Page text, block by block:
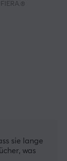
sie lange
was